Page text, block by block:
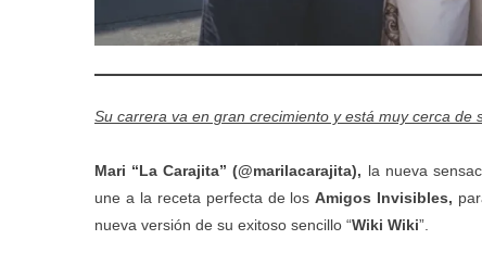
Su carrera va en gran crecimiento y está muy cerca de
Mari “La Carajita” (@marilacarajita), la nueva
une a la receta perfecta de losAmigos Invisibles,
nueva versión de su exitoso sencillo “Wiki Wiki”.